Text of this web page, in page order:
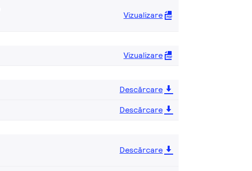
Vizualizare
Vizualizare
Descărcare
Descărcare
Descărcare